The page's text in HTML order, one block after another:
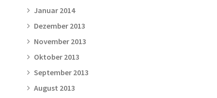
Januar 2014
Dezember 2013
November 2013
Oktober 2013
September 2013
August 2013